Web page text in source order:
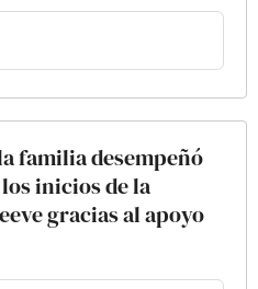
familia desempeñó
inicios de la
gracias al apoyo